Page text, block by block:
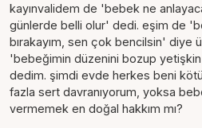
kayınvalidem de 'bebek ne
günlerde belli olur' dedi. eşim de
bırakayım, sen çok bencilsin' diye
'bebeğimin düzenini bozup
dedim. şimdi evde herkes beni
fazla sert davranıyorum, yoksa
vermemek en doğal hakkım mı?